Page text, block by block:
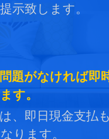
示致します。
題がなければ即
す。
、即日現金支払
ります。